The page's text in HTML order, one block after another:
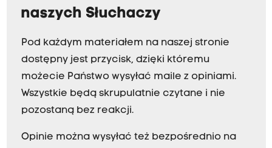
naszych Słuchaczy
Pod każdym materiałem na naszej stronie
dostępny jest przycisk, dzięki któremu
możecie Państwo wysyłać maile z opiniami.
Wszystkie będą skrupulatnie czytane i nie
pozostaną bez reakcji.
Opinie można wysyłać też bezpośrednio na